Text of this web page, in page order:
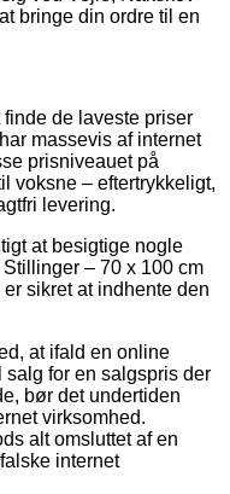
bringe din ordre til en
de laveste priser
massevis af internet
prisniveauet på
voksne – eftertrykkeligt,
levering.
at besigtige nogle
– 70 x 100 cm
sikret at indhente den
at ifald en online
for en salgspris der
bør det undertiden
virksomhed.
alt omsluttet af en
internet